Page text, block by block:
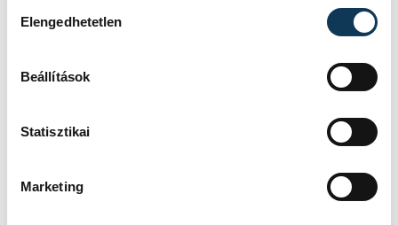
Elengedhetetlen
Beállítások
Statisztikai
Marketing
be, hogyan teszik izgalmassá a
természettudományok
Augusztus 12-én
napfogyatkozás és
csillaghullás is vár ránk